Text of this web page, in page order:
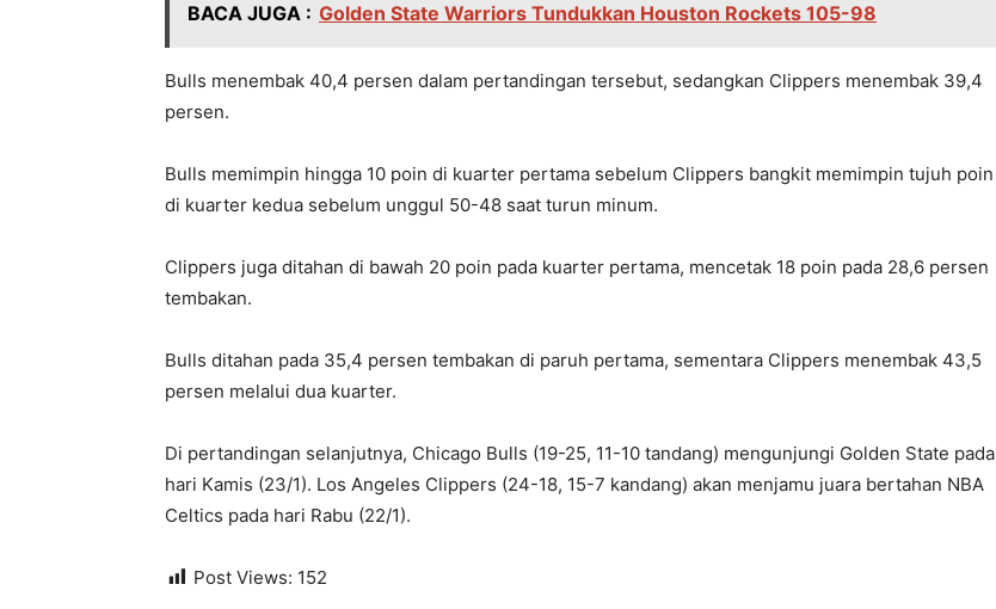
BACA JUGA : Golden State Warriors Tundukkan Houston Rockets 105-98
Bulls menembak 40,4 persen dalam pertandingan tersebut, sedangkan Clippers menembak 39,4
persen.
Bulls memimpin hingga 10 poin di kuarter pertama sebelum Clippers bangkit memimpin tujuh poin
di kuarter kedua sebelum unggul 50-48 saat turun minum.
Clippers juga ditahan di bawah 20 poin pada kuarter pertama, mencetak 18 poin pada 28,6 persen
tembakan.
Bulls ditahan pada 35,4 persen tembakan di paruh pertama, sementara Clippers menembak 43,5
persen melalui dua kuarter.
Di pertandingan selanjutnya, Chicago Bulls (19-25, 11-10 tandang) mengunjungi Golden State pada
hari Kamis (23/1). Los Angeles Clippers (24-18, 15-7 kandang) akan menjamu juara bertahan NBA
Celtics pada hari Rabu (22/1).
Post Views: 152